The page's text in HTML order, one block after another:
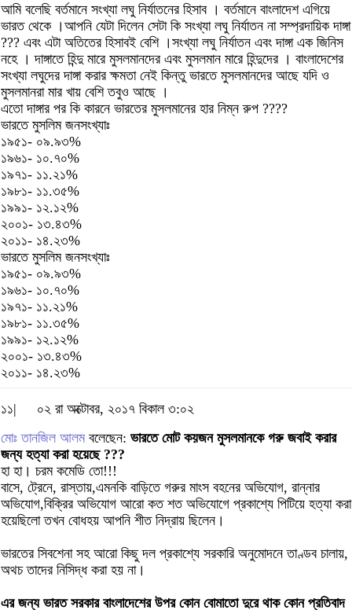
আমি বলেছি বর্তমানে সংখ্যা লঘু নির্যাতনের হিসাব । বর্তমানে বাংলাদেশ এগিয়ে
ভারত থেকে ।আপনি যেটা দিলেন সেটা কি সংখ্যা লঘু নির্যাতন না সম্প্রদায়িক দাঙ্গা
??? এবং এটা অতিতের হিসাবই বেশি ।সংখ্যা লঘু নির্যাতন এবং দাঙ্গা এক জিনিস
নহে । দাঙ্গাতে হিন্দু মারে মুসলমানদের এবং মুসলমান মারে হিন্দুদের । বাংলাদেশের
সংখ্যা লঘুদের দাঙ্গা করার ক্ষমতা নেই কিন্তু ভারতে মুসলমানদের আছে যদি ও
মুসলমানরা মার খায় বেশি তবুও আছে ।
এতো দাঙ্গার পর কি কারনে ভারতের মুসলমানের হার নিম্ন রুপ ????
ভারতে মুসলিম জনসংখ্যাঃ
১৯৫১- ০৯.৯৩%
১৯৬১- ১০.৭০%
১৯৭১- ১১.২১%
১৯৮১- ১১.৩৫%
১৯৯১- ১২.১২%
২০০১- ১৩.৪৩%
২০১১- ১৪.২৩%
ভারতে মুসলিম জনসংখ্যাঃ
১৯৫১- ০৯.৯৩%
১৯৬১- ১০.৭০%
১৯৭১- ১১.২১%
১৯৮১- ১১.৩৫%
১৯৯১- ১২.১২%
২০০১- ১৩.৪৩%
২০১১- ১৪.২৩%
১১|
০২ রা অক্টোবর, ২০১৭ বিকাল ৩:০২
মোঃ তানজিল আলমবলেছেন: ভারতে মোট কয়জন মুসলমানকে গরু জবাই করার
জন্য হত্যা করা হয়েছে ???
হা হা। চরম কমেডি তো!!!
বাসে, ট্রেনে, রাস্তায়,এমনকি বাড়িতে গরুর মাংস বহনের অভিযোগ, রান্নার
অভিযোগ,বিক্রির অভিযোগ আরো কত শত অভিযোগে প্রকাশ্যে পিটিয়ে হত্যা করা
হয়েছিলো তখন বোধহয় আপনি শীত নিদ্রায় ছিলেন।
ভারতের সিবশেনা সহ আরো কিছু দল প্রকাশ্যে সরকারি অনুমোদনে তাণ্ডব চালায়,
অথচ তাদের নিসিদ্ধ করা হয় না।
এর জন্য ভারত সরকার বাংলাদেশের উপর কোন বোমাতো দুরে থাক কোন প্রতিবাদ